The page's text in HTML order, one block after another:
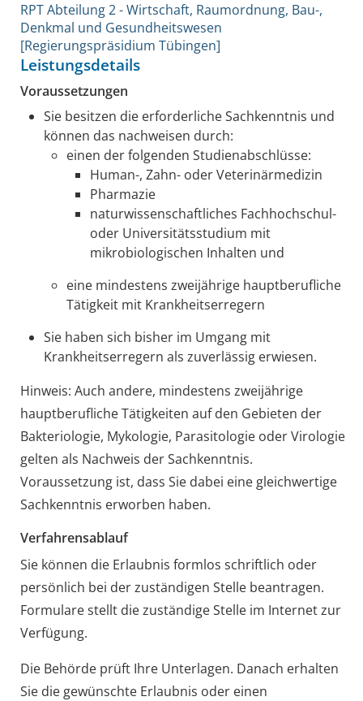
RPT Abteilung 2 - Wirtschaft, Raumordnung, Bau-,
Denkmal und Gesundheitswesen
[Regierungspräsidium Tübingen]
Leistungsdetails
Voraussetzungen
Sie besitzen die erforderliche Sachkenntnis und
können das nachweisen durch:
einen der folgenden Studienabschlüsse:
Human-, Zahn- oder Veterinärmedizin
Pharmazie
naturwissenschaftliches Fachhochschul-
oder Universitätsstudium mit
mikrobiologischen Inhalten und
eine mindestens zweijährige hauptberufliche
Tätigkeit mit Krankheitserregern
Sie haben sich bisher im Umgang mit
Krankheitserregern als zuverlässig erwiesen.
Hinweis: Auch andere, mindestens zweijährige
hauptberufliche Tätigkeiten auf den Gebieten der
Bakteriologie, Mykologie, Parasitologie oder Virologie
gelten als Nachweis der Sachkenntnis.
Voraussetzung ist, dass Sie dabei eine gleichwertige
Sachkenntnis erworben haben.
Verfahrensablauf
Sie können die Erlaubnis formlos schriftlich oder
persönlich bei der zuständigen Stelle beantragen.
Formulare stellt die zuständige Stelle im Internet zur
Verfügung.
Die Behörde prüft Ihre Unterlagen. Danach erhalten
Sie die gewünschte Erlaubnis oder einen